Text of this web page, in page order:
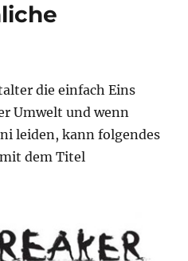
die einfach Eins
Umwelt und wenn
leiden, kann folgendes
dem Titel